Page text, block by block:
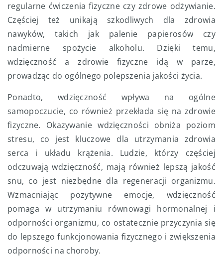
regularne ćwiczenia fizyczne czy zdrowe odżywianie.
Częściej też unikają szkodliwych dla zdrowia
nawyków, takich jak palenie papierosów czy
nadmierne spożycie alkoholu. Dzięki temu,
wdzięczność a zdrowie fizyczne idą w parze,
prowadząc do ogólnego polepszenia jakości życia.
Ponadto, wdzięczność wpływa na ogólne
samopoczucie, co również przekłada się na zdrowie
fizyczne. Okazywanie wdzięczności obniża poziom
stresu, co jest kluczowe dla utrzymania zdrowia
serca i układu krążenia. Ludzie, którzy częściej
odczuwają wdzięczność, mają również lepszą jakość
snu, co jest niezbędne dla regeneracji organizmu.
Wzmacniając pozytywne emocje, wdzięczność
pomaga w utrzymaniu równowagi hormonalnej i
odporności organizmu, co ostatecznie przyczynia się
do lepszego funkcjonowania fizycznego i zwiększenia
odporności na choroby.